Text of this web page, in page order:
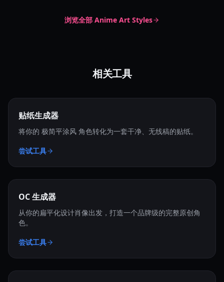
浏览全部 Anime Art Styles
相关工具
贴纸生成器
将你的 极简平涂风 角色转化为一套干净、无线稿的贴纸。
尝试工具
OC 生成器
从你的扁平化设计肖像出发，打造一个品牌级的完整原创角
色。
尝试工具